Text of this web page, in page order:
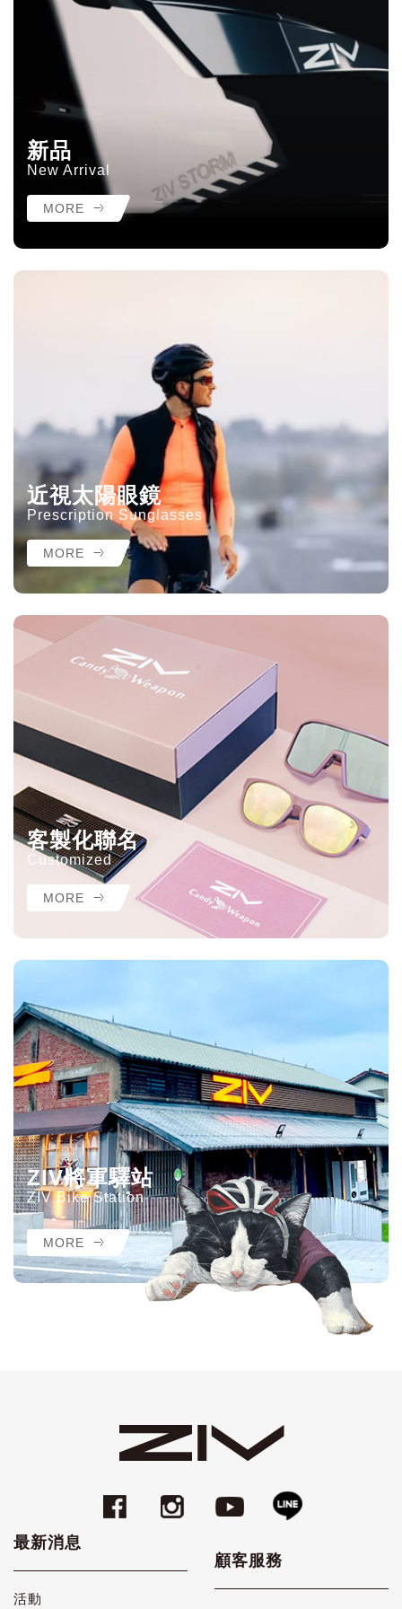
新品
New Arrival
MORE
近視太陽眼鏡
Prescription Sunglasses
MORE
客製化聯名
Customized
MORE
ZIV將軍驛站
ZIV Bike Station
MORE
最新消息
活動
顧客服務